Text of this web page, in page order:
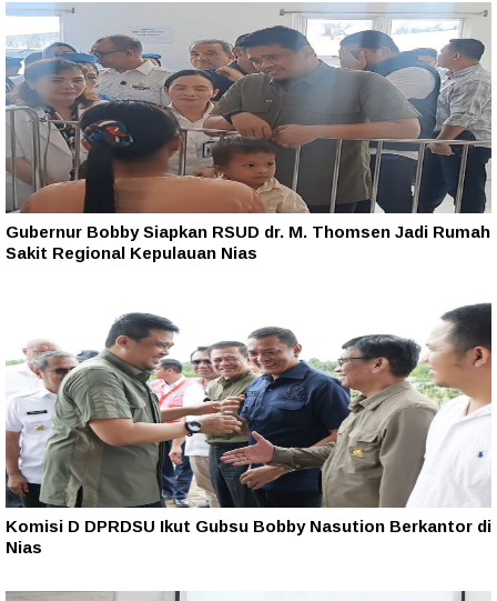
Gubernur Bobby Siapkan RSUD dr. M. Thomsen Jadi Rumah
Sakit Regional Kepulauan Nias
Komisi D DPRDSU Ikut Gubsu Bobby Nasution Berkantor di
Nias